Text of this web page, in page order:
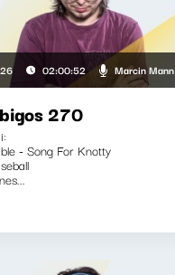
02:00:52 Marcin Mann
270
- Song For Knotty